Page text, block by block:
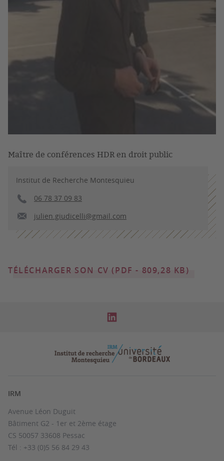
Maître de conférences HDR en droit public
Institut de Recherche Montesquieu
06 78 37 09 83
julien.giudicelli@gmail.com
TÉLÉCHARGER SON CV (PDF - 809,28 KB)
IRM
Avenue Léon Duguit
Bâtiment G2 - 1er et 2ème étage
CS 50057 33608 Pessac
Tél : +33 (0)5 56 84 29 43